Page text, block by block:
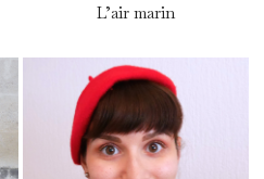
L’air marin